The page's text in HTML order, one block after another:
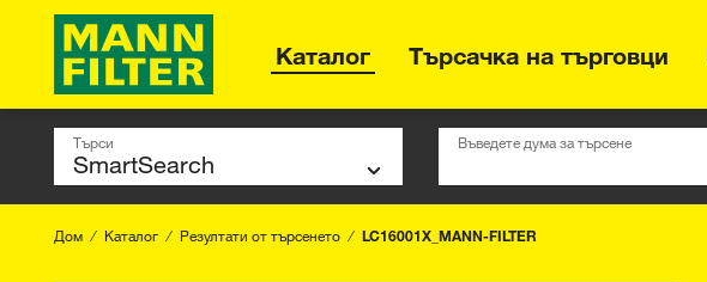
Каталог Търсачка на търговци
Търси Въведете дума за търсене
Дом Каталог Резултати от търсенето LC16001X_MANN-FILTER